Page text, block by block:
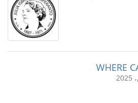
WHERE